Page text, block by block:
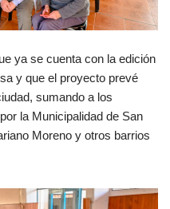
ya se cuenta con la edición
y que el proyecto prevé
sumando a los
la Municipalidad de San
Moreno y otros barrios